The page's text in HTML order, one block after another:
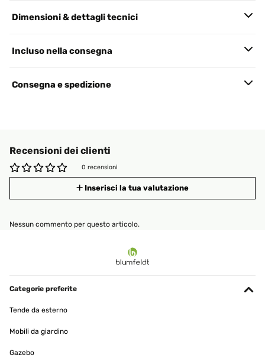
Dimensioni & dettagli tecnici
Incluso nella consegna
Consegna e spedizione
Recensioni dei clienti
0 recensioni
Inserisci la tua valutazione
Nessun commento per questo articolo.
Categorie preferite
Tende da esterno
Mobili da giardino
Gazebo